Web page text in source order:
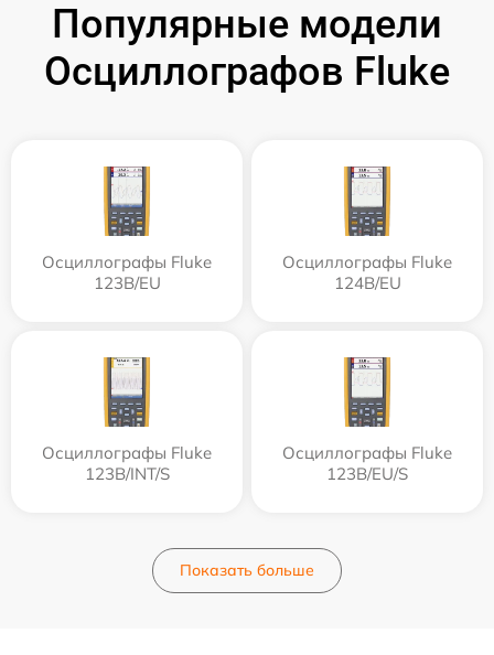
Популярные модели
Осциллографов Fluke
Осциллографы Fluke
123B/EU
Осциллографы Fluke
124B/EU
Осциллографы Fluke
123B/INT/S
Осциллографы Fluke
123B/EU/S
Показать больше